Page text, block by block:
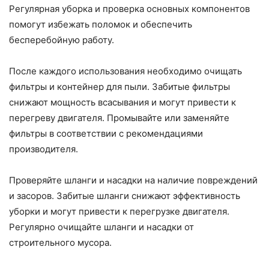
Регулярная уборка и проверка основных компонентов
помогут избежать поломок и обеспечить
бесперебойную работу.
После каждого использования необходимо очищать
фильтры и контейнер для пыли. Забитые фильтры
снижают мощность всасывания и могут привести к
перегреву двигателя. Промывайте или заменяйте
фильтры в соответствии с рекомендациями
производителя.
Проверяйте шланги и насадки на наличие повреждений
и засоров. Забитые шланги снижают эффективность
уборки и могут привести к перегрузке двигателя.
Регулярно очищайте шланги и насадки от
строительного мусора.